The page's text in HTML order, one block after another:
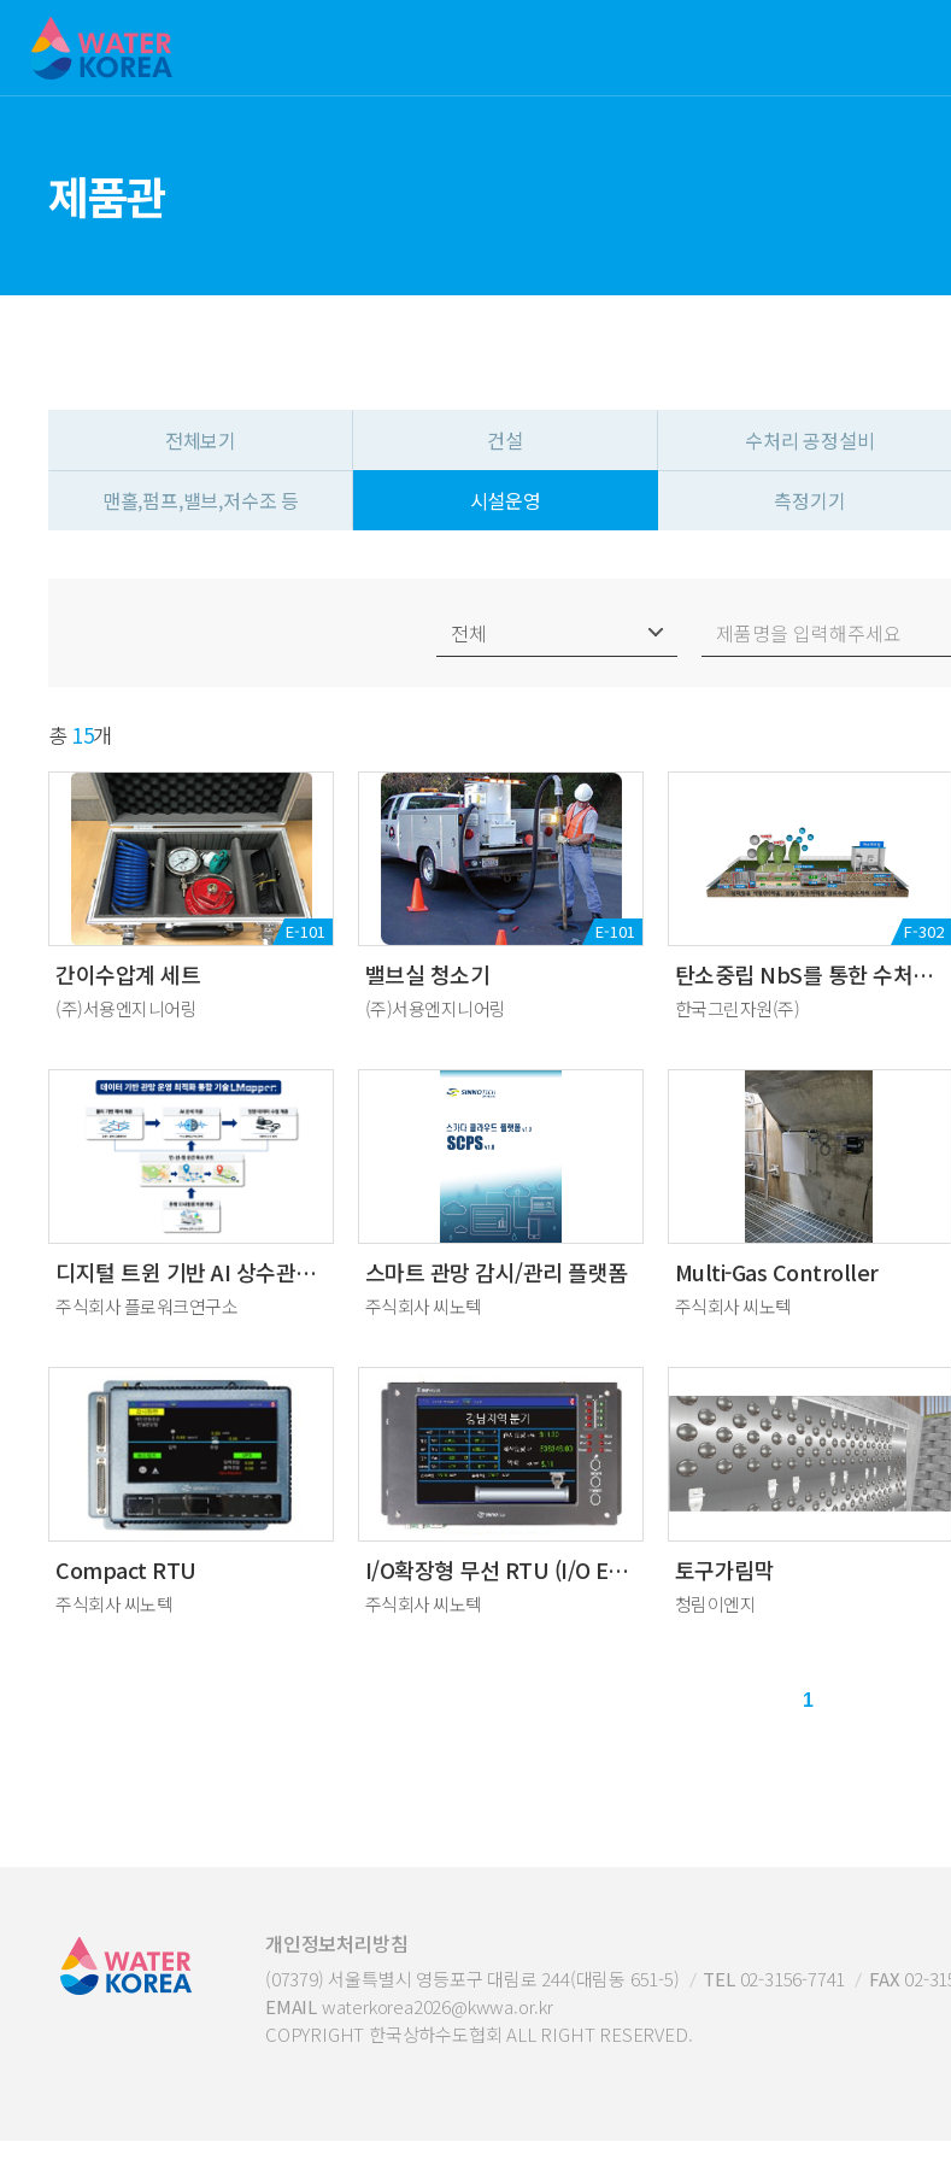
제품관
전체보기 건설 수처리 공정설비
맨홀,펌프,밸브,저수조 등 시설운영 측정기기
총 15개
E-101
간이수압계 세트
(주)서용엔지니어링
E-101
밸브실 청소기
(주)서용엔지니어링
F-302
탄소중립 NbS를 통한 수처리 시스템 (하수처리장 방류수 고도화)
한국그린자원(주)
디지털 트윈 기반 AI 상수관망 누수탐지 솔루션
주식회사 플로워크연구소
스마트 관망 감시/관리 플랫폼
주식회사 씨노텍
Multi-Gas Controller
주식회사 씨노텍
Compact RTU
주식회사 씨노텍
I/O확장형 무선 RTU (I/O Expandable Wireless RTU )
주식회사 씨노텍
토구가림막
청림이엔지
1
개인정보처리방침
(07379) 서울특별시 영등포구 대림로 244(대림동 651-5) TEL 02-3156-7741 FAX 02-
EMAIL waterkorea2026@kwwa.or.kr
COPYRIGHT 한국상하수도협회 ALL RIGHT RESERVED.